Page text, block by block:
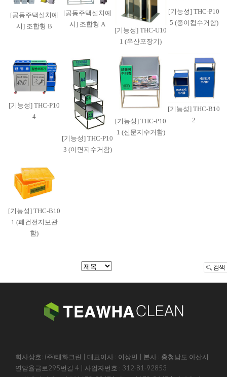
[공동주택설치예
시] 조합형 B
[공동주택설치예
시] 조합형 A
[기능성] THC-U10
1 (우산포장기)
[기능성] THC-P10
5 (종이컵수거함)
[기능성] THC-P10
4
[기능성] THC-P10
3 (이면지수거함)
[기능성] THC-P10
1 (신문지수거함)
[기능성] THC-B10
2
[기능성] THC-B10
1 (폐건전지보관
함)
회사상호: (주)태화크린 | 대표이사 : 이상민 | 본사 : 충청남도 아산시
연암율금로295번길 4 | 사업자번호 : 312-81-92853